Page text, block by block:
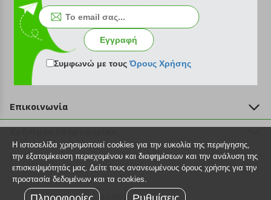
Εγγραφή στο newsletter
Επικοινωνία
211 2000 700
info@plus4u.gr
Η εταιρία
Σημεία παραλαβής
Ευκαιρίες καριέρας
Βοήθεια
Εξέλιξη παραγγελίας
Τρόποι παραγγελίας
Εγγραφή
Συμφωνώ με τουςΌρους Χρήσης
Η ιστοσελίδα χρησιμοποιεί cookies για την ευκολία της περιήγησης,
την εξατομίκευση περιεχομένου και διαφημίσεων και την ανάλυση της
επισκεψιμότητάς μας. Δείτε τους ανανεωμένους όρους χρήσης για την
προστασία δεδομένων και τα cookies.